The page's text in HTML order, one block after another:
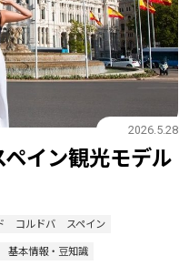
イン観光モデル
2026.5.28
コルドバ スペイン
基本情報・豆知識